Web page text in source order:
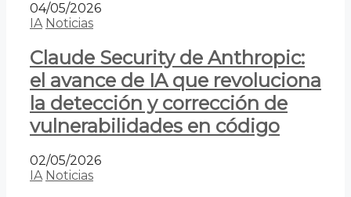
04/05/2026
IA Noticias
Claude Security de Anthropic:
el avance de IA que revoluciona
la detección y corrección de
vulnerabilidades en código
02/05/2026
IA Noticias